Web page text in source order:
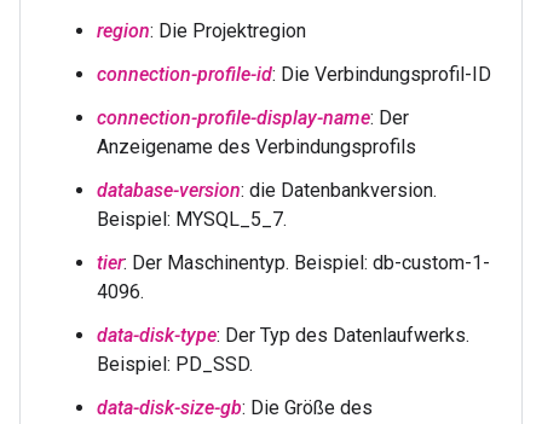
region: Die Projektregion
connection-profile-id: Die Verbindungsprofil-ID
connection-profile-display-name: Der
Anzeigename des Verbindungsprofils
database-version: die Datenbankversion.
Beispiel: MYSQL_5_7.
tier: Der Maschinentyp. Beispiel: db-custom-1-
4096.
data-disk-type: Der Typ des Datenlaufwerks.
Beispiel: PD_SSD.
data-disk-size-gb: Die Größe des